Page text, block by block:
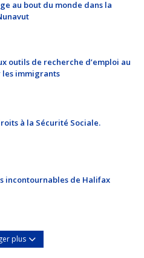
au bout du monde dans la
outils de recherche d’emploi au
les immigrants
à la Sécurité Sociale.
incontournables de Halifax
plus